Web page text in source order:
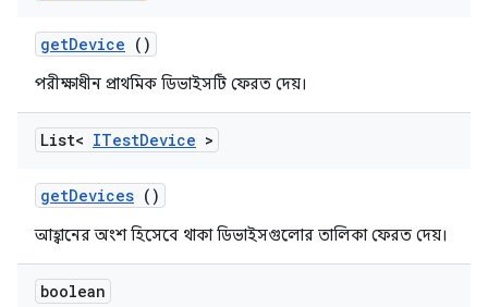
getDevice ()
পরীক্ষাধীন প্রাথমিক ডিভাইসটি ফেরত দেয়।
List< ITestDevice >
getDevices ()
আহ্বানের অংশ হিসেবে থাকা ডিভাইসগুলোর তালিকা ফেরত দেয়।
boolean